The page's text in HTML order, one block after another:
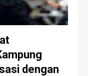
dengan